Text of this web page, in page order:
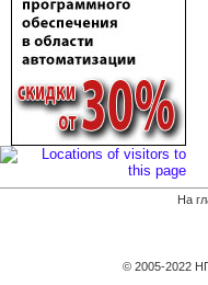
На
© 2005-2022